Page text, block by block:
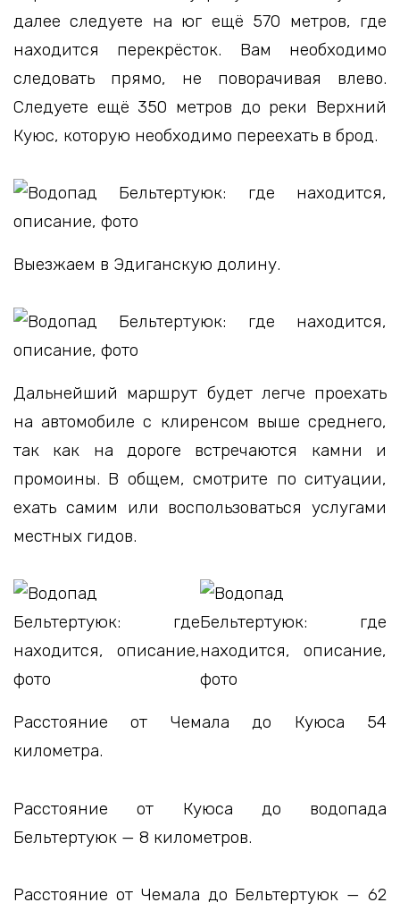
далее следуете на юг ещё 570 метров, где
находится перекрёсток. Вам необходимо
следовать прямо, не поворачивая влево.
Следуете ещё 350 метров до реки Верхний
Куюс, которую необходимо переехать в брод.
Выезжаем в Эдиганскую долину.
Дальнейший маршрут будет легче проехать
на автомобиле с клиренсом выше среднего,
так как на дороге встречаются камни и
промоины. В общем, смотрите по ситуации,
ехать самим или воспользоваться услугами
местных гидов.
Расстояние от Чемала до Куюса 54
километра.
Расстояние от Куюса до водопада
Бельтертуюк — 8 километров.
Расстояние от Чемала до Бельтертуюк — 62